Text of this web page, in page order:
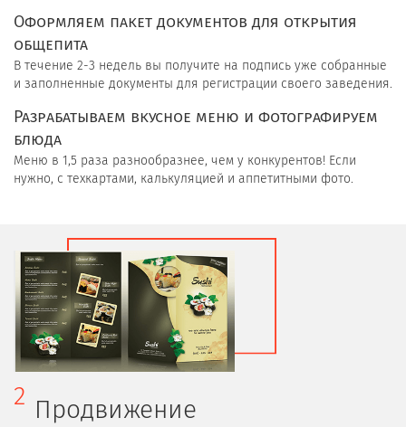
Оформляем пакет документов для открытия
общепита
В течение 2-3 недель вы получите на подпись уже собранные
и заполненные документы для регистрации своего заведения.
Разрабатываем вкусное меню и фотографируем
блюда
Меню в 1,5 раза разнообразнее, чем у конкурентов! Если
нужно, с техкартами, калькуляцией и аппетитными фото.
2 Продвижение